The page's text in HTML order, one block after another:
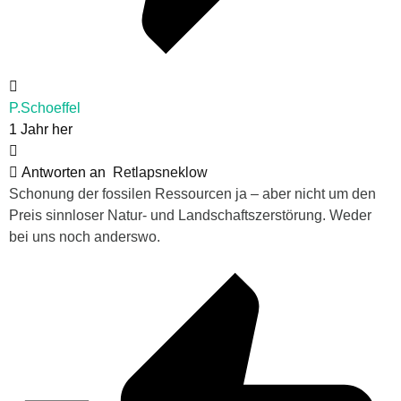
P.Schoeffel
1 Jahr her
Antworten an
Retlapsneklow
Schonung der fossilen Ressourcen ja – aber nicht um den
Preis sinnloser Natur- und Landschaftszerstörung. Weder
bei uns noch anderswo.